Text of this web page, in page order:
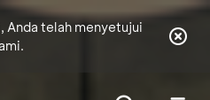
Anda telah menyetujui